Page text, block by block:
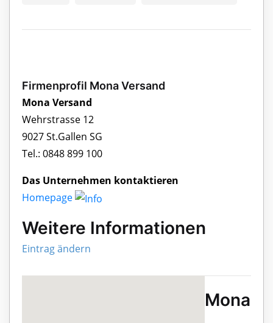
Firmenprofil Mona Versand
Mona Versand
Wehrstrasse 12
9027 St.Gallen SG
Tel.: 0848 899 100
Das Unternehmen kontaktieren
Homepage
Weitere Informationen
Eintrag ändern
Mona